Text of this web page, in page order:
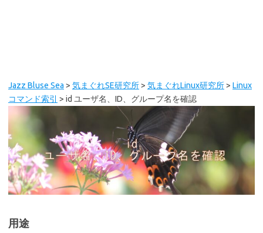
Jazz Bluse Sea > 気まぐれSE研究所> 気まぐれLinux研究所> Linux
コマンド索引
> id ユーザ名、ID、グループ名を確認
用途